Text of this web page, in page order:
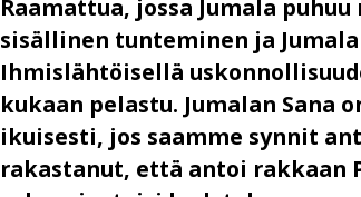
Raamattua, jossa Jumala
sisällinen tunteminen ja
Ihmislähtöisellä
kukaan pelastu. Jumalan Sana
ikuisesti, jos saamme synnit
rakastanut, että antoi rakkaan